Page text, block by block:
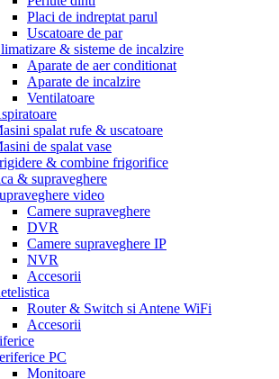
Placi de indreptat parul
Uscatoare de par
& sisteme de incalzire
Aparate de aer conditionat
Aparate de incalzire
Ventilatoare
spalat rufe & uscatoare
de spalat vase
& combine frigorifice
& supraveghere
video
Camere supraveghere
DVR
Camere supraveghere IP
NVR
Accesorii
Router & Switch si Antene WiFi
Accesorii
PC
Monitoare